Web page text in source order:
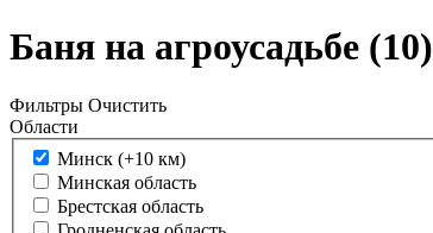
Баня на агроусадьбе (10)
Фильтры Очистить
Области
Минск (+10 км)
Минская область
Брестская область